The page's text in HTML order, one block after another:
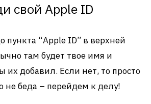
свой Apple ID
пункта “Apple ID” в верхней
там будет твое имя и
их добавил. Если нет, то просто
не беда – перейдем к делу!